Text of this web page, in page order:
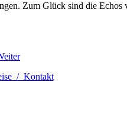
Zum Glück sind die Echos
/ Kontakt